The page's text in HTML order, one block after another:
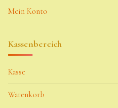
Mein Konto
Kassenbereich
Kasse
Warenkorb